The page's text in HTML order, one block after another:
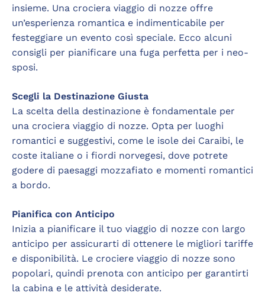
insieme. Una crociera viaggio di nozze offre
un’esperienza romantica e indimenticabile per
festeggiare un evento così speciale. Ecco alcuni
consigli per pianificare una fuga perfetta per i neo-
sposi.
Scegli la Destinazione Giusta
La scelta della destinazione è fondamentale per
una crociera viaggio di nozze. Opta per luoghi
romantici e suggestivi, come le isole dei Caraibi, le
coste italiane o i fiordi norvegesi, dove potrete
godere di paesaggi mozzafiato e momenti romantici
a bordo.
Pianifica con Anticipo
Inizia a pianificare il tuo viaggio di nozze con largo
anticipo per assicurarti di ottenere le migliori tariffe
e disponibilità. Le crociere viaggio di nozze sono
popolari, quindi prenota con anticipo per garantirti
la cabina e le attività desiderate.